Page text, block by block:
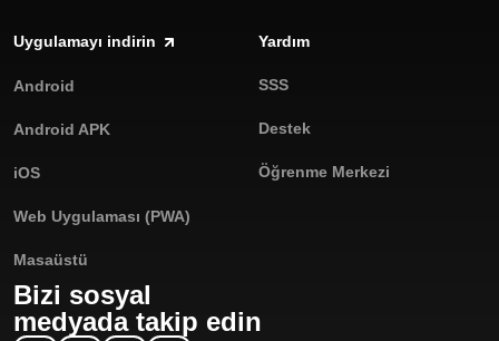
Uygulamayı indirin
Android
Android APK
iOS
Web Uygulaması (PWA)
Masaüstü
Yardım
SSS
Destek
Öğrenme Merkezi
Bizi sosyal
medyada takip edin